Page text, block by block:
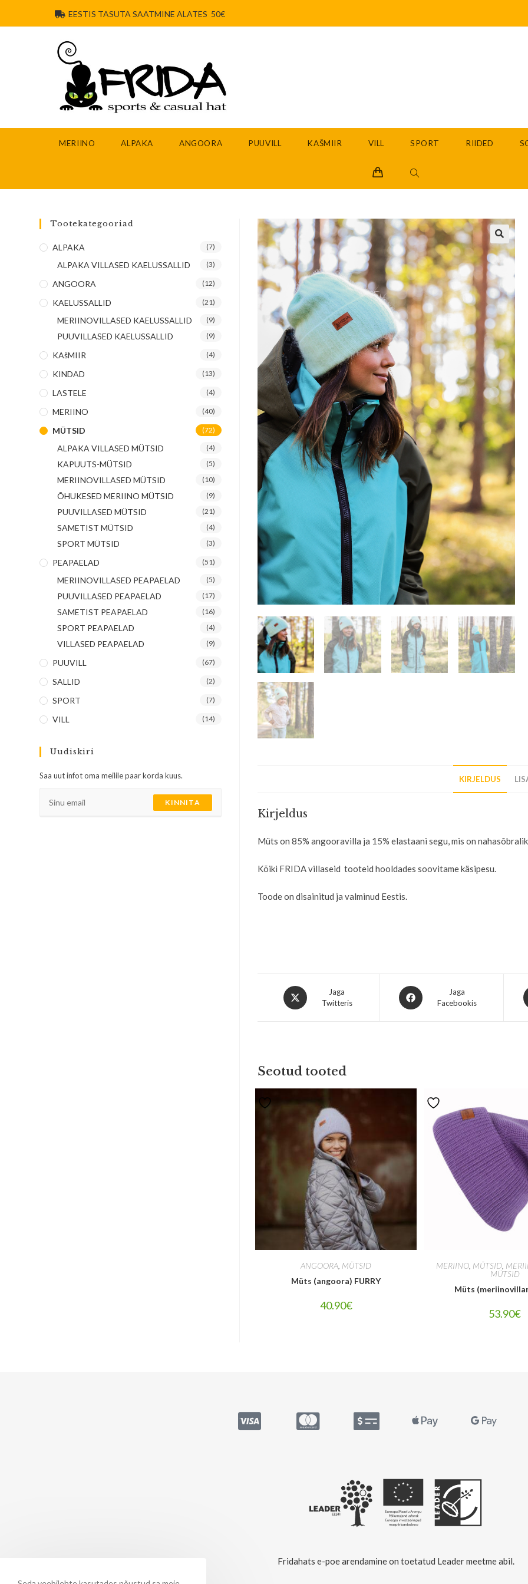
EESTIS TASUTA SAATMINE ALATES 50€
MERIINO ALPAKA ANGOORA PUUVILL KAŠMIIR VILL SPORT RIIDED
🔍
KIRJELDUS
Kirjeldus
Müts on 85% angooravilla ja 15% elastaani segu, mis on nahasõbralik
Kõiki FRIDA villaseid tooteid hooldades soovitame käsipesu.
Toode on disainitud ja valminud Eestis.
Jaga
Twitteris
Jaga
Facebookis
Seotud tooted
ANGOORA MÜTSID
Müts (angoora) FURRY
40.90€
MERIINO MÜTSID
MÜTSID
Müts
53.90€
Tootekategooriad
ALPAKA (7)
ALPAKA VILLASED KAELUSSALLID (3)
ANGOORA (12)
KAELUSSALLID (21)
MERIINOVILLASED KAELUSSALLID (9)
PUUVILLASED KAELUSSALLID (9)
KAšMIIR (4)
KINDAD (13)
LASTELE (4)
MERIINO (40)
MÜTSID (72)
ALPAKA VILLASED MÜTSID (4)
KAPUUTS-MÜTSID (5)
MERIINOVILLASED MÜTSID (10)
ÕHUKESED MERIINO MÜTSID (9)
PUUVILLASED MÜTSID (21)
SAMETIST MÜTSID (4)
SPORT MÜTSID (3)
PEAPAELAD (51)
MERIINOVILLASED PEAPAELAD (5)
PUUVILLASED PEAPAELAD (17)
SAMETIST PEAPAELAD (16)
SPORT PEAPAELAD (4)
VILLASED PEAPAELAD (9)
PUUVILL (67)
SALLID (2)
SPORT (7)
VILL (14)
Uudiskiri
Saa uut infot oma meilile paar korda kuus.
KINNITA
Fridahats e-poe arendamine on toetatud Leader meetme abil.